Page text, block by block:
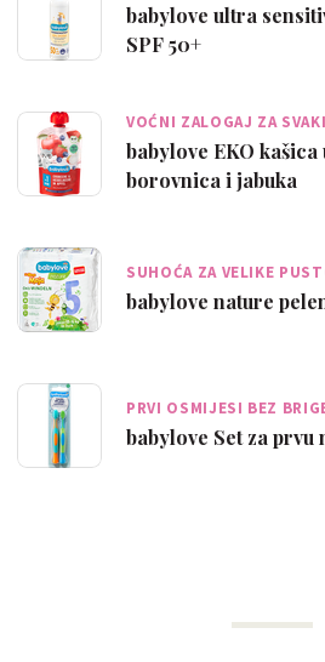
babylove ultra
SPF 50+
VOĆNI ZALOGAJ ZA
babylove EKO
borovnica i jabuka
SUHOĆA ZA VELIKE
babylove nature
PRVI OSMIJESI BEZ
babylove Set za prvu